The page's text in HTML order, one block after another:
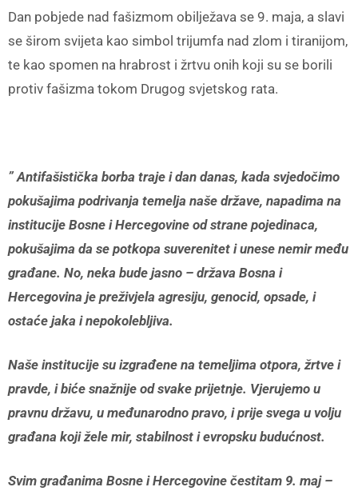
Dan pobjede nad fašizmom obilježava se 9. maja, a slavi
se širom svijeta kao simbol trijumfa nad zlom i tiranijom,
te kao spomen na hrabrost i žrtvu onih koji su se borili
protiv fašizma tokom Drugog svjetskog rata.
” Antifašistička borba traje i dan danas, kada svjedočimo
pokušajima podrivanja temelja naše države, napadima na
institucije Bosne i Hercegovine od strane pojedinaca,
pokušajima da se potkopa suverenitet i unese nemir među
građane. No, neka bude jasno – država Bosna i
Hercegovina je preživjela agresiju, genocid, opsade, i
ostaće jaka i nepokolebljiva.
Naše institucije su izgrađene na temeljima otpora, žrtve i
pravde, i biće snažnije od svake prijetnje. Vjerujemo u
pravnu državu, u međunarodno pravo, i prije svega u volju
građana koji žele mir, stabilnost i evropsku budućnost.
Svim građanima Bosne i Hercegovine čestitam 9. maj –